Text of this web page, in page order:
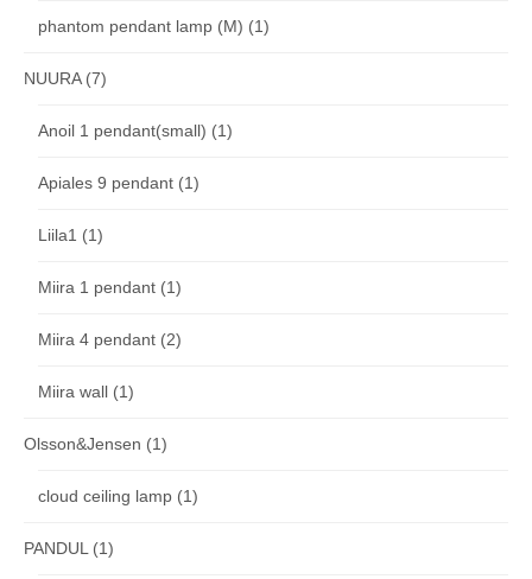
phantom pendant lamp (M) (1)
NUURA(7)
Anoil 1 pendant(small) (1)
Apiales 9 pendant (1)
Liila1 (1)
Miira 1 pendant (1)
Miira 4 pendant (2)
Miira wall (1)
Olsson&Jensen (1)
cloud ceiling lamp (1)
PANDUL (1)